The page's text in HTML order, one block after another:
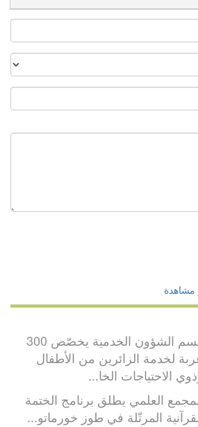
مشاهدة
قسم الشؤون الخدمية يخصّص 300
لخدمة الزائرين من الأطفال
الاحتياجات الخا...
العلمي يطلق برنامج الختمة
المرتّلة في طوز خورماتو...